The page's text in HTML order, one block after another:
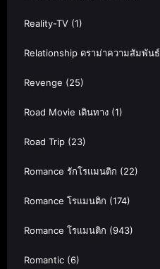
Reality-TV (1)
Relationship ดราม่าความสัมพันธ์
Revenge (25)
Road Movie เดินทาง (1)
Road Trip (23)
Romance รักโรแมนติก (22)
Romance โรแมนติก (174)
Romance โรแมนติก (943)
Romantic (6)